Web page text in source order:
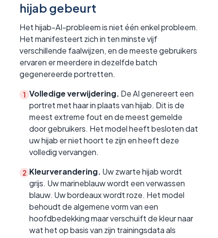
hijab gebeurt
Het hijab-AI-probleem is niet één enkel probleem.
Het manifesteert zich in ten minste vijf
verschillende faalwijzen, en de meeste gebruikers
ervaren er meerdere in dezelfde batch
gegenereerde portretten.
1 Volledige verwijdering. De AI genereert een
portret met haar in plaats van hijab. Dit is de
meest extreme fout en de meest gemelde
door gebruikers. Het model heeft besloten dat
uw hijab er niet hoort te zijn en heeft deze
volledig vervangen.
2 Kleurverandering. Uw zwarte hijab wordt
grijs. Uw marineblauw wordt een verwassen
blauw. Uw bordeaux wordt roze. Het model
behoudt de algemene vorm van een
hoofdbedekking maar verschuift de kleur naar
wat het op basis van zijn trainingsdata als